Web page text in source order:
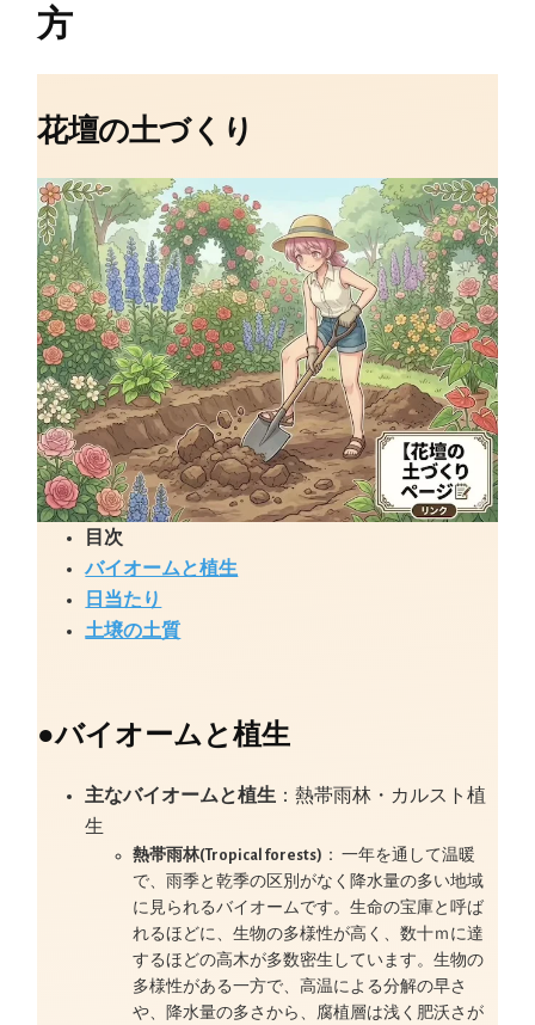
方
花壇の土づくり
目次
バイオームと植生
日当たり
土壌の土質
●バイオームと植生
主なバイオームと植生 ：熱帯雨林・カルスト植
生
熱帯雨林(Tropical forests) ： 一年を通して温暖
で、雨季と乾季の区別がなく降水量の多い地域
に見られるバイオームです。生命の宝庫と呼ば
れるほどに、生物の多様性が高く、数十ｍに達
するほどの高木が多数密生しています。生物の
多様性がある一方で、高温による分解の早さ
や、降水量の多さから、腐植層は浅く肥沃さが